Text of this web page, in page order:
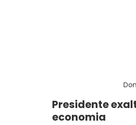
Presidente
economia